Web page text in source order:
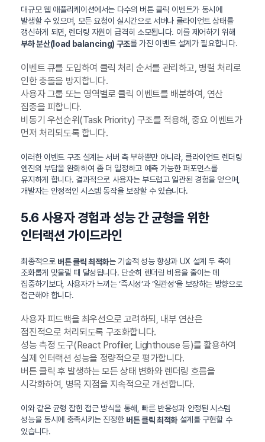
대규모 웹 애플리케이션에서는 다수의 버튼 클릭 이벤트가 동시에
발생할 수 있으며, 모든 요청이 실시간으로 서버나 클라이언트 상태를
갱신하게 되면, 렌더링 자원이 급격히 소모됩니다. 이를 제어하기 위해
부하 분산(load balancing) 구조를 가진 이벤트 설계가 필요합니다.
이벤트 큐를 도입하여 클릭 처리 순서를 관리하고, 병렬 처리로
인한 충돌을 방지합니다.
사용자 그룹 또는 영역별로 클릭 이벤트를 배분하여, 연산
집중을 피합니다.
비동기 우선순위(Task Priority) 구조를 적용해, 중요 이벤트가
먼저 처리되도록 합니다.
이러한 이벤트 구조 설계는 서버 측 부하뿐만 아니라, 클라이언트 렌더링
엔진의 부담을 완화하여 좀 더 일정하고 예측 가능한 퍼포먼스를
유지하게 합니다. 결과적으로 사용자는 부드럽고 일관된 경험을 얻으며,
개발자는 안정적인 시스템 동작을 보장할 수 있습니다.
5.6 사용자 경험과 성능 간 균형을 위한
인터랙션 가이드라인
최종적으로 버튼 클릭 최적화는 기술적 성능 향상과 UX 설계 두 축이
조화롭게 맞물릴 때 달성됩니다. 단순히 렌더링 비용을 줄이는 데
집중하기보다, 사용자가 느끼는 ‘즉시성’과 ‘일관성’을 보장하는 방향으로
접근해야 합니다.
사용자 피드백을 최우선으로 고려하되, 내부 연산은
점진적으로 처리되도록 구조화합니다.
성능 측정 도구(React Profiler, Lighthouse 등)를 활용하여
실제 인터랙션 성능을 정량적으로 평가합니다.
버튼 클릭 후 발생하는 모든 상태 변화와 렌더링 흐름을
시각화하여, 병목 지점을 지속적으로 개선합니다.
이와 같은 균형 잡힌 접근 방식을 통해, 빠른 반응성과 안정된 시스템
성능을 동시에 충족시키는 진정한 버튼 클릭 최적화설계를 구현할 수
있습니다.